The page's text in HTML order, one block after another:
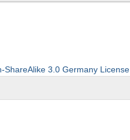
ShareAlike 3.0 Germany License